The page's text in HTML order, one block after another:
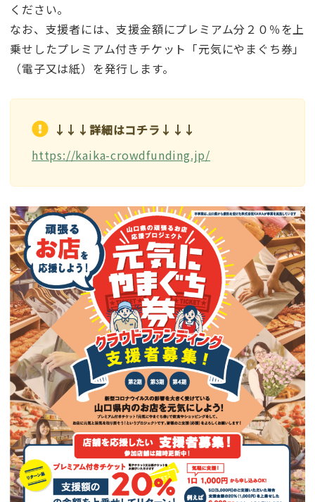
ください。
なお、支援者には、支援金額にプレミアム分２０％を上
乗せしたプレミアム付きチケット「元気にやまぐち券」
（電子又は紙）を発行します。
↓↓↓詳細はコチラ↓↓↓
https://kaika-crowdfunding.jp/